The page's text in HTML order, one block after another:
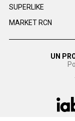
SUPERLIKE
MARKET RCN
UN